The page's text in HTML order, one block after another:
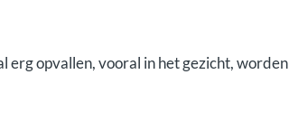
erg opvallen, vooral in het gezicht, worden